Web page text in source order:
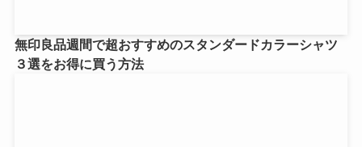
無印良品週間で超おすすめのスタンダードカラーシャツ
３選をお得に買う方法